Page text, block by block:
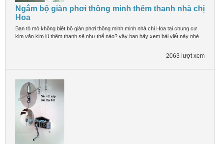
Ngắm bộ giàn phơi thông minh thêm thanh nhà chị
Hoa
Bạn tò mò không biêt bộ giàn phơi thông minh minh nhà chị Hoa tại chung cư
kim văn kim lũ thêm thanh sẽ như thế nào? vậy bạn hãy xem bài viết này nhé.
2063 lượt xem